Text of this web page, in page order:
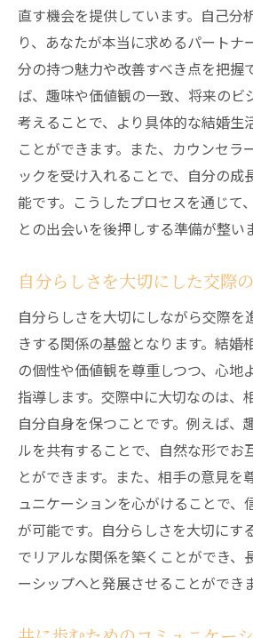
直す機会を提供しています。自己分
り、あなたが本当に求めるパートナ
分の持つ魅力や改善すべき点を把握
ば、趣味や価値観の一致、将来のビ
考えることで、より具体的な結婚生
ことができます。また、カウンセラ
ックを受け入れることで、自分の成
能です。こうしたプロセスを通じて
との出会いを後押しする準備が整い
自分らしさを大切にした交際
自分らしさを大切にしながら交際を
きする関係の基盤となります。結婚
の個性や価値観を尊重しつつ、心地
指導します。交際中に大切なのは、
自分自身を保つことです。例えば、
ルを共有することで、自然な形でお
とができます。また、相手の意見を
ュニケーションを心がけることで、
が可能です。自分らしさを大切にす
でリアルな関係を築くことができ、
ーシップへと発展させることができ